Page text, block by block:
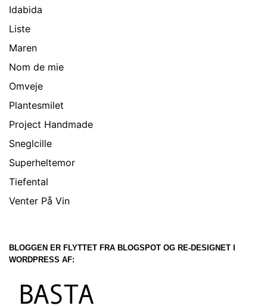
Idabida
Liste
Maren
Nom de mie
Omveje
Plantesmilet
Project Handmade
Sneglcille
Superheltemor
Tiefental
Venter På Vin
BLOGGEN ER FLYTTET FRA BLOGSPOT OG RE-DESIGNET I
WORDPRESS AF: